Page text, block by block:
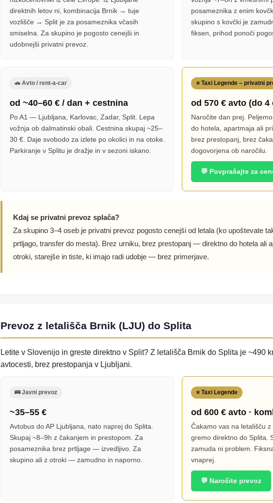
direktnih letov ni, kombinacija Brnik → tuje
vozlišče → Split je za posameznika včasih
smiselna. Za skupino je pogosto cenejši in
udobnejši privatni prevoz.
posameznika z enim
skupino s kovčki je
fiksen, prihod ponoči
🚗 Avto / rent-a-car
od ~40–60 € / dan + cestnina
Po A1 — Ljubljana, Karlovac, Zadar, Split. Lepa
vožnja ob dalmatinski obali. Cestnina skupaj ~25–
30 €. Daje svobodo za izlete po okolici in na otoke.
Parkiranje v Splitu je dražje in v sezoni iskano.
⭐ Taxi Legende – privatni
od 570 € avto (do 4
Naročite dan prej.
do hotela, apartmaja ali
brez prestopanj, brez
dogovorjena ob naročilu.
💬 Povprašajte za
Kdaj se privatni prevoz splača?
Za skupino 3–4 oseb je privatni prevoz pogosto cenejši od letala (ko upoštevate
prtljago, transfer do mesta). Brez urniku, brez prestopanj — direktno do hotela ali
otroki, starejše in tiste, ki imajo radi udobje — brez primerjave.
Prevoz z letališča Brnik (LJU) do Splita
Letite v Slovenijo in greste direktno v Split? Z letališča Brnik do Splita je ~490
avtocesti, brez prestopanja v Ljubljani.
🚌 Javni prevoz
~35–55 €
Avtobus do AP Ljubljana, nato naprej do Splita.
Skupaj ~8–9h z čakanjem in prestopom. Za
posameznika brez prtljage — izvedljivo. Za
skupino ali z otroki — zamudno in naporno.
⭐ Taxi Legende
od 600 € avto ·
Čakamo vas na letališču z
gremo direktno do Splita.
zamuda ni problem.
vnaprej.
💬 Naročite prevoz